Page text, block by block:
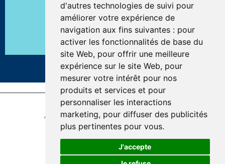
d'autres technologies de suivi pour
améliorer votre expérience de
navigation aux fins suivantes : pour
activer les fonctionnalités de base du
site Web, pour offrir une meilleure
expérience sur le site Web, pour
mesurer votre intérêt pour nos
produits et services et pour
personnaliser les interactions
marketing, pour diffuser des publicités
plus pertinentes pour vous.
J'accepte
Prends un rendez-vous
par courriel
(Tadoussac à Blanc-Sablon)
Dernière mise à jour : 23 juin 2026
Accessibilité Plan du site
Politique de confidentialité
Réalisation du site